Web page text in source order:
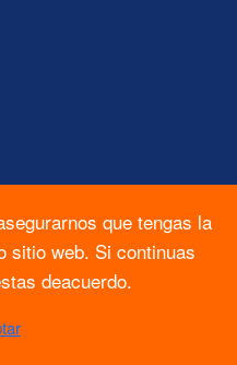
que tengas la
sitio web. Si continuas
deacuerdo.